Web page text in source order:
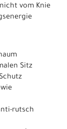
vom Knie
Sitz
rutsch